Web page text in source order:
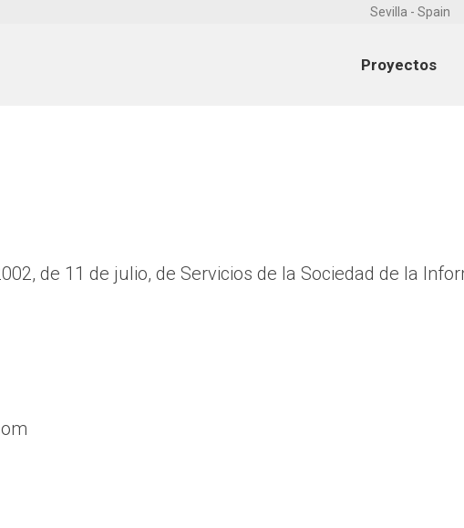
Sevilla - Spain
Proyectos
de 11 de julio, de Servicios de la Sociedad de la